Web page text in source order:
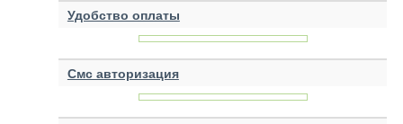
Удобство оплаты
Смс авторизация